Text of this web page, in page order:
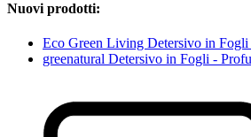
Nuovi prodotti:
Eco Green Living Detersivo in Fogli
greenatural Detersivo in Fogli -